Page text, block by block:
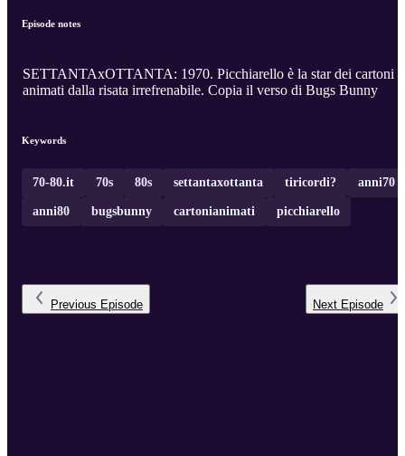
Episode notes
SETTANTAxOTTANTA: 1970. Picchiarello è la star dei cartoni
animati dalla risata irrefrenabile. Copia il verso di Bugs Bunny
Keywords
70-80.it 70s 80s settantaxottanta tiricordi? anni70
anni80 bugsbunny cartonianimati picchiarello
Previous Episode Next Episode